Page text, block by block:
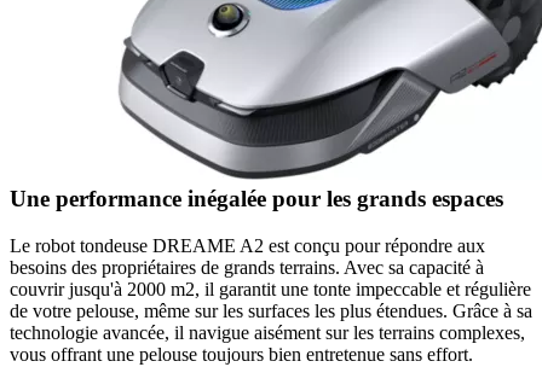
Une performance inégalée pour les grands espaces
Le robot tondeuse DREAME A2 est conçu pour répondre aux
besoins des propriétaires de grands terrains. Avec sa capacité à
couvrir jusqu'à 2000 m2, il garantit une tonte impeccable et régulière
de votre pelouse, même sur les surfaces les plus étendues. Grâce à sa
technologie avancée, il navigue aisément sur les terrains complexes,
vous offrant une pelouse toujours bien entretenue sans effort.